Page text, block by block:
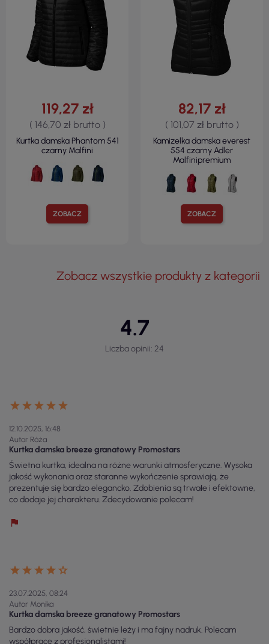
ZOBACZ
119,27 zł
( 146,70 zł brutto )
Kurtka damska Phantom 541
czarny Malfini
ZOBACZ
82,17 zł
( 101,07 zł brutto )
Kamizelka damska everest
554 czarny Adler
Malfinipremium
Zobacz wszystkie produkty z kategorii
4.7
Liczba opinii: 24
12.10.2025, 16:48
Autor Róża
Kurtka damska breeze granatowy Promostars
Świetna kurtka, idealna na różne warunki atmosferyczne. Wysoka
jakość wykonania oraz staranne wykończenie sprawiają, że
prezentuje się bardzo elegancko. Zdobienia są trwałe i efektowne,
co dodaje jej charakteru. Zdecydowanie polecam!
23.07.2025, 08:24
Autor Monika
Kurtka damska breeze granatowy Promostars
Bardzo dobra jakość, świetnie leży i ma fajny nadruk. Polecam
współpracę z profesjonalistami!